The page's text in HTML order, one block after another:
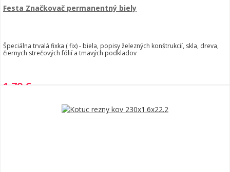
Festa Značkovač permanentný biely
Špeciálna trvalá fixka ( fix) - biela, popisy železných konštrukcií, skla, dreva,
čiernych strečových fólií a tmavých podkladov
1,79 €